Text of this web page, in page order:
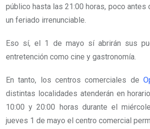
público hasta las 21:00 horas, poco antes
un feriado irrenunciable.
Eso sí, el 1 de mayo sí abrirán sus
entretención como cine y gastronomía.
En tanto, los centros comerciales de
distintas localidades atenderán en
10:00 y 20:00 horas durante el
jueves 1 de mayo el centro comercial